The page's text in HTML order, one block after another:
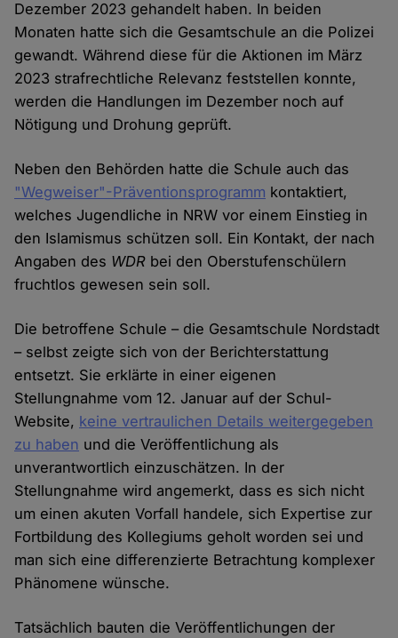
Dezember 2023 gehandelt haben. In beiden
Monaten hatte sich die Gesamtschule an die Polizei
gewandt. Während diese für die Aktionen im März
2023 strafrechtliche Relevanz feststellen konnte,
werden die Handlungen im Dezember noch auf
Nötigung und Drohung geprüft.
Neben den Behörden hatte die Schule auch das
"Wegweiser"-Präventionsprogramm kontaktiert,
welches Jugendliche in NRW vor einem Einstieg in
den Islamismus schützen soll. Ein Kontakt, der nach
Angaben des WDR bei den Oberstufenschülern
fruchtlos gewesen sein soll.
Die betroffene Schule – die Gesamtschule Nordstadt
– selbst zeigte sich von der Berichterstattung
entsetzt. Sie erklärte in einer eigenen
Stellungnahme vom 12. Januar auf der Schul-
Website, keine vertraulichen Details weitergegeben
zu haben und die Veröffentlichung als
unverantwortlich einzuschätzen. In der
Stellungnahme wird angemerkt, dass es sich nicht
um einen akuten Vorfall handele, sich Expertise zur
Fortbildung des Kollegiums geholt worden sei und
man sich eine differenzierte Betrachtung komplexer
Phänomene wünsche.
Tatsächlich bauten die Veröffentlichungen der